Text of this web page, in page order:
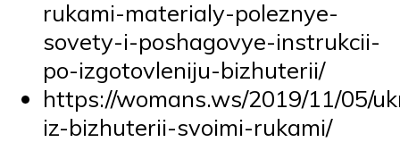
rukami-materialy-poleznye-
sovety-i-poshagovye-instrukcii-
po-izgotovleniju-bizhuterii/
https://womans.ws/2019/11/05/
iz-bizhuterii-svoimi-rukami/